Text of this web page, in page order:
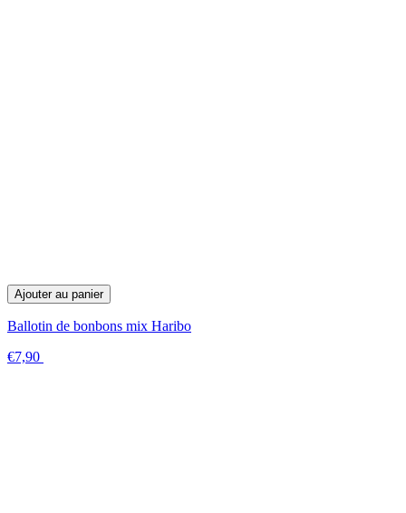
Ajouter au panier
Ballotin de bonbons mix Haribo
€7,90